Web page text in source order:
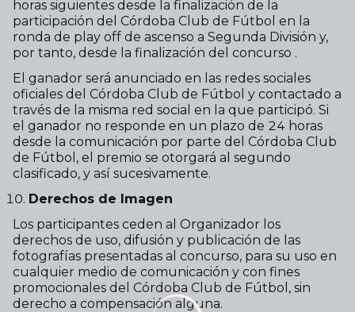
horas siguientes desde la finalización de la
participación del Córdoba Club de Fútbol en la
ronda de play off de ascenso a Segunda División y,
por tanto, desde la finalización del concurso .
El ganador será anunciado en las redes sociales
oficiales del Córdoba Club de Fútbol y contactado a
través de la misma red social en la que participó. Si
el ganador no responde en un plazo de 24 horas
desde la comunicación por parte del Córdoba Club
de Fútbol, el premio se otorgará al segundo
clasificado, y así sucesivamente.
Derechos de Imagen
Los participantes ceden al Organizador los
derechos de uso, difusión y publicación de las
fotografías presentadas al concurso, para su uso en
cualquier medio de comunicación y con fines
promocionales del Córdoba Club de Fútbol, sin
derecho a compensación alguna.